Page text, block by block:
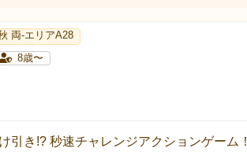
両-エリアA28
8歳〜
引き!? 秒速チャレンジアクションゲーム！